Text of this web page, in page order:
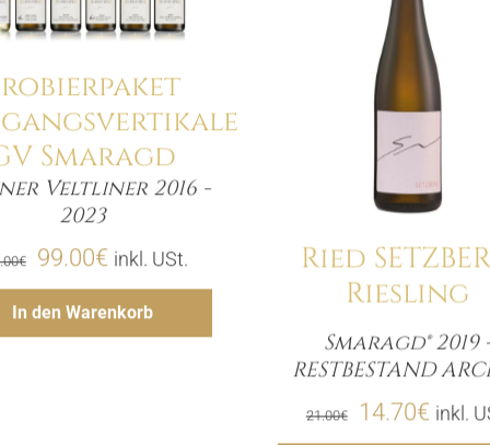
Smaragd
Veltliner 2016 -
2023
€
Ursprünglicher
Preis
war:
99.00€Aktueller
Preis
ist:
inkl. USt.
In den Warenkorb
Menge
Hinzufügen
Details
Ried
Riesling
Smaragd® 2019
RESTBESTAND
21.00€ 14.70€ inkl.
Details